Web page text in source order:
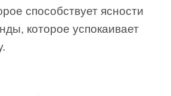
способствует ясности
которое успокаивает